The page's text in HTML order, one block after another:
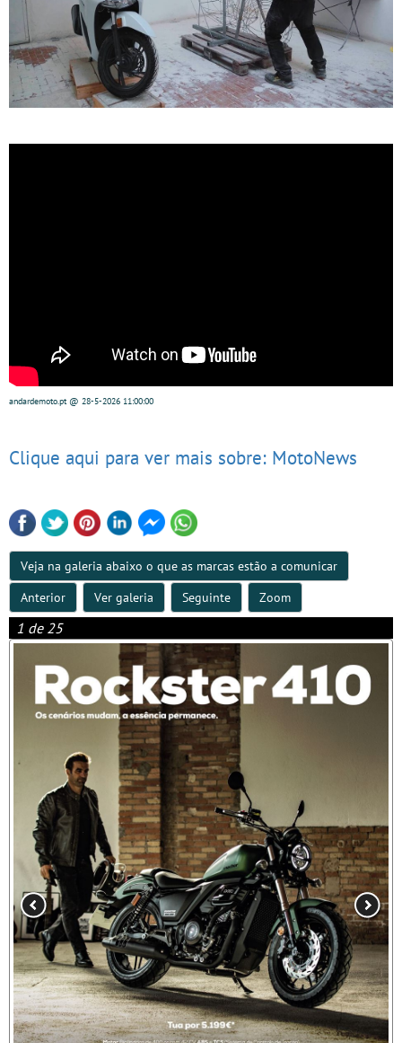
andardemoto.pt@ 28-5-2026 11:00:00
Clique aqui para ver mais sobre: MotoNews
Veja na galeria abaixo o que as marcas estão a comunicar
Anterior
Ver galeria Seguinte Zoom
1 de 25